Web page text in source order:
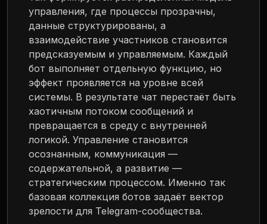
управления, где процессы прозрачны,
данные структурированы, а
взаимодействие участников становится
предсказуемым и управляемым. Каждый
бот выполняет отдельную функцию, но
эффект проявляется на уровне всей
системы. В результате чат перестаёт быть
хаотичным потоком сообщений и
превращается в среду с внутренней
логикой. Управление становится
осознанным, коммуникация —
содержательной, а развитие —
стратегическим процессом. Именно так
базовая коллекция ботов задаёт вектор
зрелости для Telegram-сообщества.